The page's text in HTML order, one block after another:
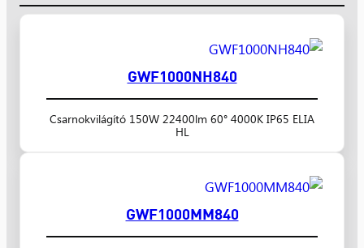
GWF1000NH840
Csarnokvilágító 150W 22400lm 60° 4000K IP65 ELIA
HL
GWF1000MM840